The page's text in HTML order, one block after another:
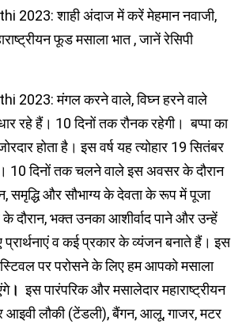
2023: शाही अंदाज में करें मेहमान नवाजी,
फूड मसाला भात , जानें रेसिपी
2023: मंगल करने वाले, विघ्न हरने वाले
रहे हैं। 10 दिनों तक रौनक रहेगी। बप्पा का
होता है। इस वर्ष यह त्योहार 19 सितंबर
10 दिनों तक चलने वाले इस अवसर के दौरान
समृद्धि और सौभाग्य के देवता के रूप में पूजा
के दौरान, भक्त उनका आशीर्वाद पाने और उन्हें
व कई प्रकार के व्यंजन बनाते हैं। इस
पर परोसने के लिए हम आपको मसाला
।इस पारंपरिक और मसालेदार महाराष्ट्रीयन
आइवी लौकी (टेंडली), बैंगन, आलू, गाजर, मटर